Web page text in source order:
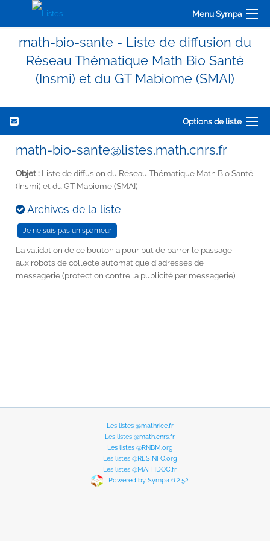
Menu Sympa
math-bio-sante - Liste de diffusion du
Réseau Thématique Math Bio Santé
(Insmi) et du GT Mabiome (SMAI)
Options de liste
math-bio-sante@listes.math.cnrs.fr
Objet : Liste de diffusion du Réseau Thématique Math Bio Santé
(Insmi) et du GT Mabiome (SMAI)
Archives de la liste
La validation de ce bouton a pour but de barrer le passage
aux robots de collecte automatique d'adresses de
messagerie (protection contre la publicité par messagerie).
Les listes @mathrice.fr
Les listes @math.cnrs.fr
Les listes @RNBM.org
Les listes @RESINFO.org
Les listes @MATHDOC.fr
Powered by Sympa 6.2.52